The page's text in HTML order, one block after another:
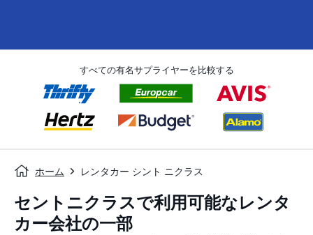
すべての有名サプライヤーを比較する
ホーム レンタカー シント ニクラス
セントニクラスで利用可能なレンタ
カー会社の一部